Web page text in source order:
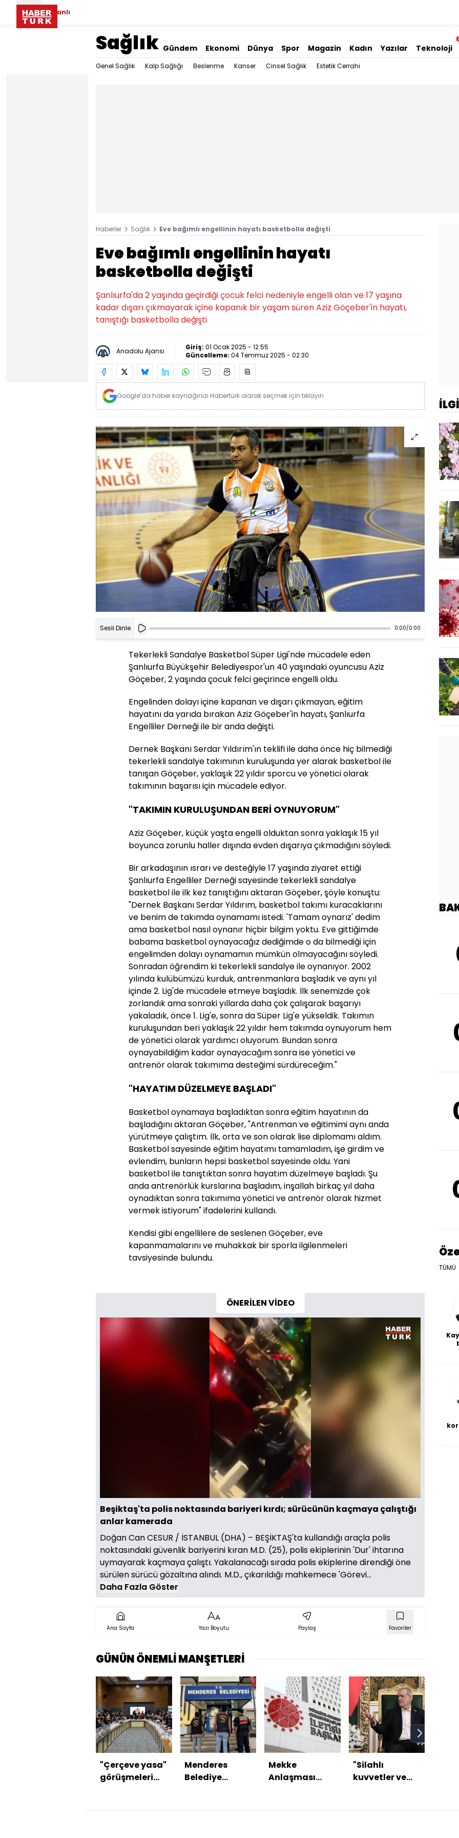
Canlı
Sağlık Gündem Ekonomi Dünya Spor Magazin Kadın Yazılar Teknoloji
Genel Sağlık Kalp Sağlığı Beslenme Kanser Cinsel Sağlık Estetik Cerrahi
Haberler Sağlık Eve bağımlı engellinin hayatı basketbolla değişti
Eve bağımlı engellinin hayatı
basketbolla değişti
Şanlıurfa'da 2 yaşında geçirdiği çocuk felci nedeniyle engelli olan ve 17 yaşına
kadar dışarı çıkmayarak içine kapanık bir yaşam süren Aziz Göçeber'in hayatı,
tanıştığı basketbolla değişti
Anadolu Ajansı Giriş: 01 Ocak 2025 - 12:55
Güncelleme: 04 Temmuz 2025 - 02:30
Google’da haber kaynağınızı Habertürk olarak seçmek için tıklayın
Sesli Dinle 0:00/0:00
Tekerlekli Sandalye Basketbol Süper Ligi'nde mücadele eden
Şanlıurfa Büyükşehir Belediyespor'un 40 yaşındaki oyuncusu Aziz
Göçeber, 2 yaşında çocuk felci geçirince engelli oldu.
Engelinden dolayı içine kapanan ve dışarı çıkmayan, eğitim
hayatını da yarıda bırakan Aziz Göçeber'in hayatı, Şanlıurfa
Engelliler Derneği ile bir anda değişti.
Dernek Başkanı Serdar Yıldırım'ın teklifi ile daha önce hiç bilmediği
tekerlekli sandalye takımının kuruluşunda yer alarak basketbol ile
tanışan Göçeber, yaklaşık 22 yıldır sporcu ve yönetici olarak
takımının başarısı için mücadele ediyor.
"TAKIMIN KURULUŞUNDAN BERİ OYNUYORUM"
Aziz Göçeber, küçük yaşta engelli olduktan sonra yaklaşık 15 yıl
boyunca zorunlu haller dışında evden dışarıya çıkmadığını söyledi.
Bir arkadaşının ısrarı ve desteğiyle 17 yaşında ziyaret ettiği
Şanlıurfa Engelliler Derneği sayesinde tekerlekli sandalye
basketbol ile ilk kez tanıştığını aktaran Göçeber, şöyle konuştu:
"Dernek Başkanı Serdar Yıldırım, basketbol takımı kuracaklarını
ve benim de takımda oynamamı istedi. 'Tamam oynarız' dedim
ama basketbol nasıl oynanır hiçbir bilgim yoktu. Eve gittiğimde
babama basketbol oynayacağız dediğimde o da bilmediği için
engelimden dolayı oynamamın mümkün olmayacağını söyledi.
Sonradan öğrendim ki tekerlekli sandalye ile oynanıyor. 2002
yılında kulübümüzü kurduk, antrenmanlara başladık ve aynı yıl
içinde 2. Lig'de mücadele etmeye başladık. İlk senemizde çok
zorlandık ama sonraki yıllarda daha çok çalışarak başarıyı
yakaladık, önce 1. Lig'e, sonra da Süper Lig'e yükseldik. Takımın
kuruluşundan beri yaklaşık 22 yıldır hem takımda oynuyorum hem
de yönetici olarak yardımcı oluyorum. Bundan sonra
oynayabildiğim kadar oynayacağım sonra ise yönetici ve
antrenör olarak takımıma desteğimi sürdüreceğim."
"HAYATIM DÜZELMEYE BAŞLADI"
Basketbol oynamaya başladıktan sonra eğitim hayatının da
başladığını aktaran Göçeber, "Antrenman ve eğitimimi aynı anda
yürütmeye çalıştım. İlk, orta ve son olarak lise diplomamı aldım.
Basketbol sayesinde eğitim hayatımı tamamladım, işe girdim ve
evlendim, bunların hepsi basketbol sayesinde oldu. Yani
basketbol ile tanıştıktan sonra hayatım düzelmeye başladı. Şu
anda antrenörlük kurslarına başladım, inşallah birkaç yıl daha
oynadıktan sonra takımıma yönetici ve antrenör olarak hizmet
vermek istiyorum" ifadelerini kullandı.
Kendisi gibi engellilere de seslenen Göçeber, eve
kapanmamalarını ve muhakkak bir sporla ilgilenmeleri
tavsiyesinde bulundu.
ÖNERİLEN VİDEO
Aç
Hızı
Beşiktaş'ta polis noktasında bariyeri kırdı; sürücünün kaçmaya çalıştığı
anlar kamerada
Doğan Can CESUR / İSTANBUL (DHA) – BEŞİKTAŞ'ta kullandığı araçla polis
noktasındaki güvenlik bariyerini kıran M.D. (25), polis ekiplerinin 'Dur' ihtarına
uymayarak kaçmaya çalıştı. Yakalanacağı sırada polis ekiplerine direndiği öne
sürülen sürücü gözaltına alındı. M.D., çıkarıldığı mahkemece 'Görevi...
Daha Fazla Göster
Ana Sayfa Yazı Boyutu Paylaş Favoriler
GÜNÜN ÖNEMLİ MANŞETLERİ
"Çerçeve yasa"
görüşmeleri
Menderes
Belediye
Mekke
Anlaşması
çelişmiyor
"Silahlı
kuvvetler ve
bir uyum var"
TÜMÜ